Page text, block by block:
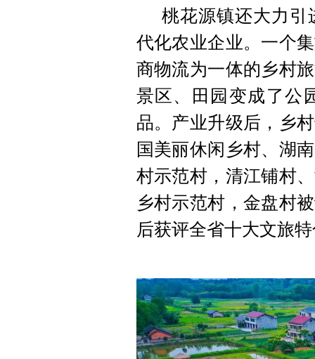
桃花源镇还大力引
代化农业企业。一个
商物流为一体的乡村
景区、田园变成了公
品。产业升级后，乡
国美丽休闲乡村、湖
村示范村，清江铺村
乡村示范村，金盘村
后获评全省十大文旅